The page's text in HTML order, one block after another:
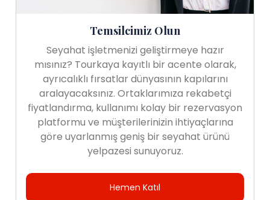
Temsilcimiz Olun
Seyahat işletmenizi geliştirmeye hazır
mısınız? Tourkaya kayıtlı bir acente olarak,
ayrıcalıklı fırsatlar dünyasının kapılarını
aralayacaksınız. Ortaklarımıza rekabetçi
fiyatlandırma, kullanımı kolay bir rezervasyon
platformu ve müşterilerinizin ihtiyaçlarına
göre uyarlanmış geniş bir seyahat ürünü
yelpazesi sunuyoruz.
Hemen Katıl